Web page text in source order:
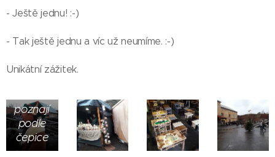
- Ještě jednu! :-)
- Tak ještě jednu a víc už neumíme. :-)
Unikátní zážitek.
poznají
podle
čepice
Místo
Původně